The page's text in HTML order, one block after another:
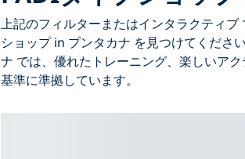
上記のフィルターまたはインタラクティ
ショップ in プンタカナ を見つけてくださ
ナ では、優れたトレーニング、楽しいア
基準に準拠しています。